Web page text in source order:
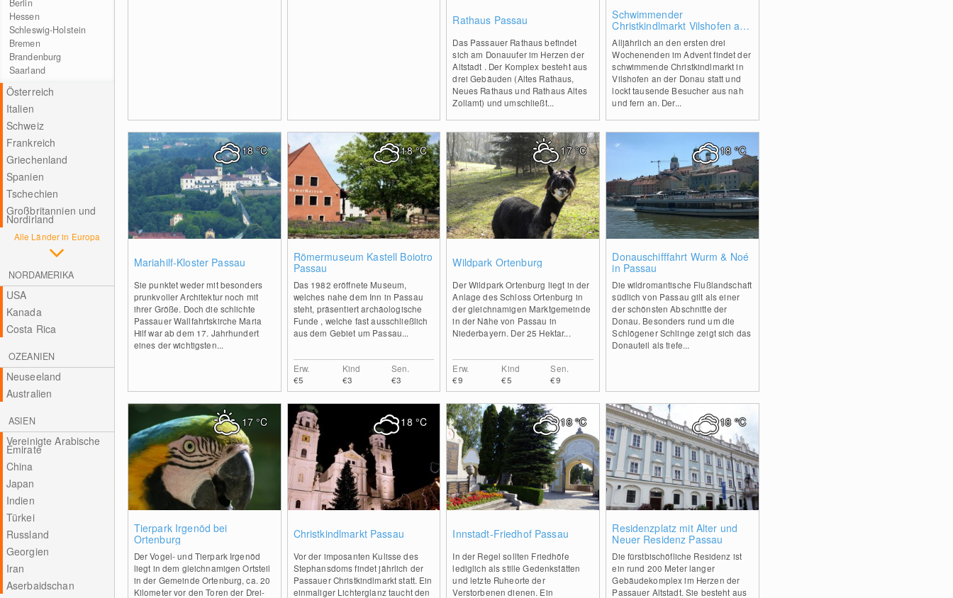
Berlin
Hessen
Schleswig-Holstein
Bremen
Brandenburg
Saarland
Österreich
Italien
Schweiz
Frankreich
Griechenland
Spanien
Tschechien
Großbritannien und
Nordirland
Alle Länder in Europa
NORDAMERIKA
USA
Kanada
Costa Rica
OZEANIEN
Neuseeland
Australien
ASIEN
Vereinigte Arabische
Emirate
China
Japan
Indien
Türkei
Russland
Georgien
Iran
Aserbaidschan
Rathaus Passau
Das Passauer Rathaus befindet
sich am Donauufer im Herzen der
Altstadt . Der Komplex besteht aus
drei Gebäuden (Altes Rathaus,
Neues Rathaus und Rathaus Altes
Zollamt) und umschließt...
Schwimmender
Christkindlmarkt Vilshofen an
der Donau
Alljährlich an den ersten drei
Wochenenden im Advent findet der
schwimmende Christkindlmarkt in
Vilshofen an der Donau statt und
lockt tausende Besucher aus nah
und fern an. Der...
Mariahilf-Kloster Passau
Sie punktet weder mit besonders
prunkvoller Architektur noch mit
ihrer Größe. Doch die schlichte
Passauer Wallfahrtskirche Maria
Hilf war ab dem 17. Jahrhundert
eines der wichtigsten...
18°C
Römermuseum Kastell Boiotro
Passau
Das 1982 eröffnete Museum,
welches nahe dem Inn in Passau
steht, präsentiert archäologische
Funde , welche fast ausschließlich
aus dem Gebiet um Passau...
Erw.
€5
Kind
€3
Sen.
€3
18°C
Wildpark Ortenburg
Der Wildpark Ortenburg liegt in der
Anlage des Schloss Ortenburg in
der gleichnamigen Marktgemeinde
in der Nähe von Passau in
Niederbayern. Der 25 Hektar...
Erw.
€9
Kind
€5
Sen.
€9
17°C
Donauschifffahrt Wurm & Noé
in Passau
Die wildromantische Flußlandschaft
südlich von Passau gilt als einer
der schönsten Abschnitte der
Donau. Besonders rund um die
Schlögener Schlinge zeigt sich das
Donauteil als tiefe...
18°C
Tierpark Irgenöd bei
Ortenburg
Der Vogel- und Tierpark Irgenöd
liegt in dem gleichnamigen Ortsteil
in der Gemeinde Ortenburg, ca. 20
Kilometer vor den Toren der Drei-
17°C
Christkindlmarkt Passau
Vor der imposanten Kulisse des
Stephansdoms findet jährlich der
Passauer Christkindlmarkt statt. Ein
einmaliger Lichterglanz taucht den
18 °C
Innstadt-Friedhof Passau
In der Regel sollten Friedhöfe
lediglich als stille Gedenkstätten
und letzte Ruheorte der
Verstorbenen dienen. Ein
18°C
Residenzplatz mit Alter und
Neuer Residenz Passau
Die fürstbischöfliche Residenz ist
ein rund 200 Meter langer
Gebäudekomplex im Herzen der
Passauer Altstadt. Sie besteht aus
18°C